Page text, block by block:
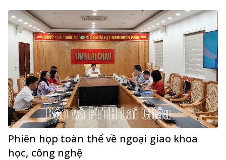
Phiên họp toàn thể về ngoại giao khoa
học, công nghệ